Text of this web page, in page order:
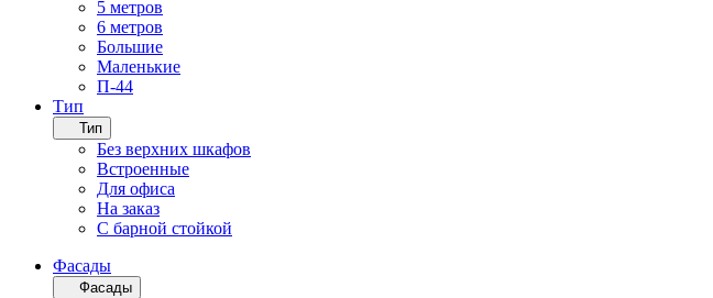
5 метров
6 метров
Большие
Маленькие
П-44
Тип
Тип
Без верхних шкафов
Встроенные
Для офиса
На заказ
С барной стойкой
Фасады
Фасады